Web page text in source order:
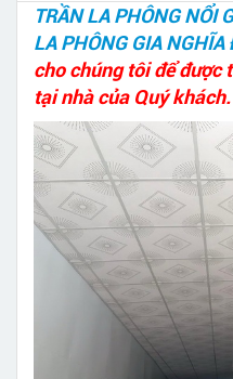
TRẦN LA PHÔNG NỔI
LA PHÔNG GIA NGHĨA
cho chúng tôi để được
tại nhà của Quý khách.